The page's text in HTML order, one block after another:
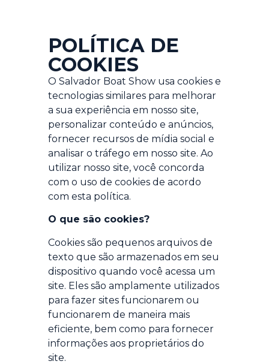
POLÍTICA DE
COOKIES
O Salvador Boat Show usa cookies e
tecnologias similares para melhorar
a sua experiência em nosso site,
personalizar conteúdo e anúncios,
fornecer recursos de mídia social e
analisar o tráfego em nosso site. Ao
utilizar nosso site, você concorda
com o uso de cookies de acordo
com esta política.
O que são cookies?
Cookies são pequenos arquivos de
texto que são armazenados em seu
dispositivo quando você acessa um
site. Eles são amplamente utilizados
para fazer sites funcionarem ou
funcionarem de maneira mais
eficiente, bem como para fornecer
informações aos proprietários do
site.